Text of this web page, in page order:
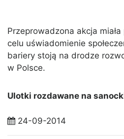
Przeprowadzona akcja
celu uświadomienie
bariery stoją na drodze
w Polsce.
Ulotki rozdawane na
24-09-2014